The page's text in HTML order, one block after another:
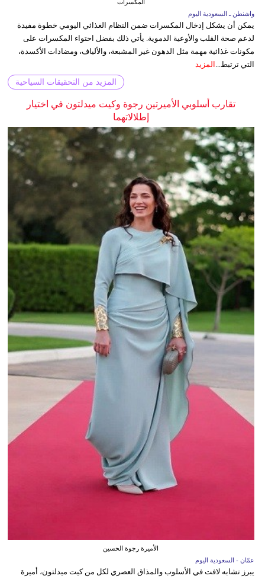
المكسرات
واشنطن ـ السعودية اليوم
يمكن أن يشكل إدخال المكسرات ضمن النظام الغذائي اليومي خطوة مفيدة
لدعم صحة القلب والأوعية الدموية. يأتي ذلك بفضل احتواء المكسرات على
مكونات غذائية مهمة مثل الدهون غير المشبعة، والألياف، ومضادات الأكسدة،
التي ترتبط...
المزيد
المزيد من التحقيقات السياحية
تقارب أسلوبي الأميرتين رجوة وكيت ميدلتون في اختيار
إطلالاتهما
الأميرة رجوة الحسين
عمّان - السعودية اليوم
يبرز تشابه لافت في الأسلوب والمذاق العصري لكل من كيت ميدلتون، أميرة